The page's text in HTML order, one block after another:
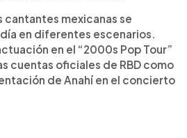
cantantes mexicanas se
en diferentes escenarios.
en el “2000s Pop Tour”
cuentas oficiales de RBD como
de Anahí en el concierto